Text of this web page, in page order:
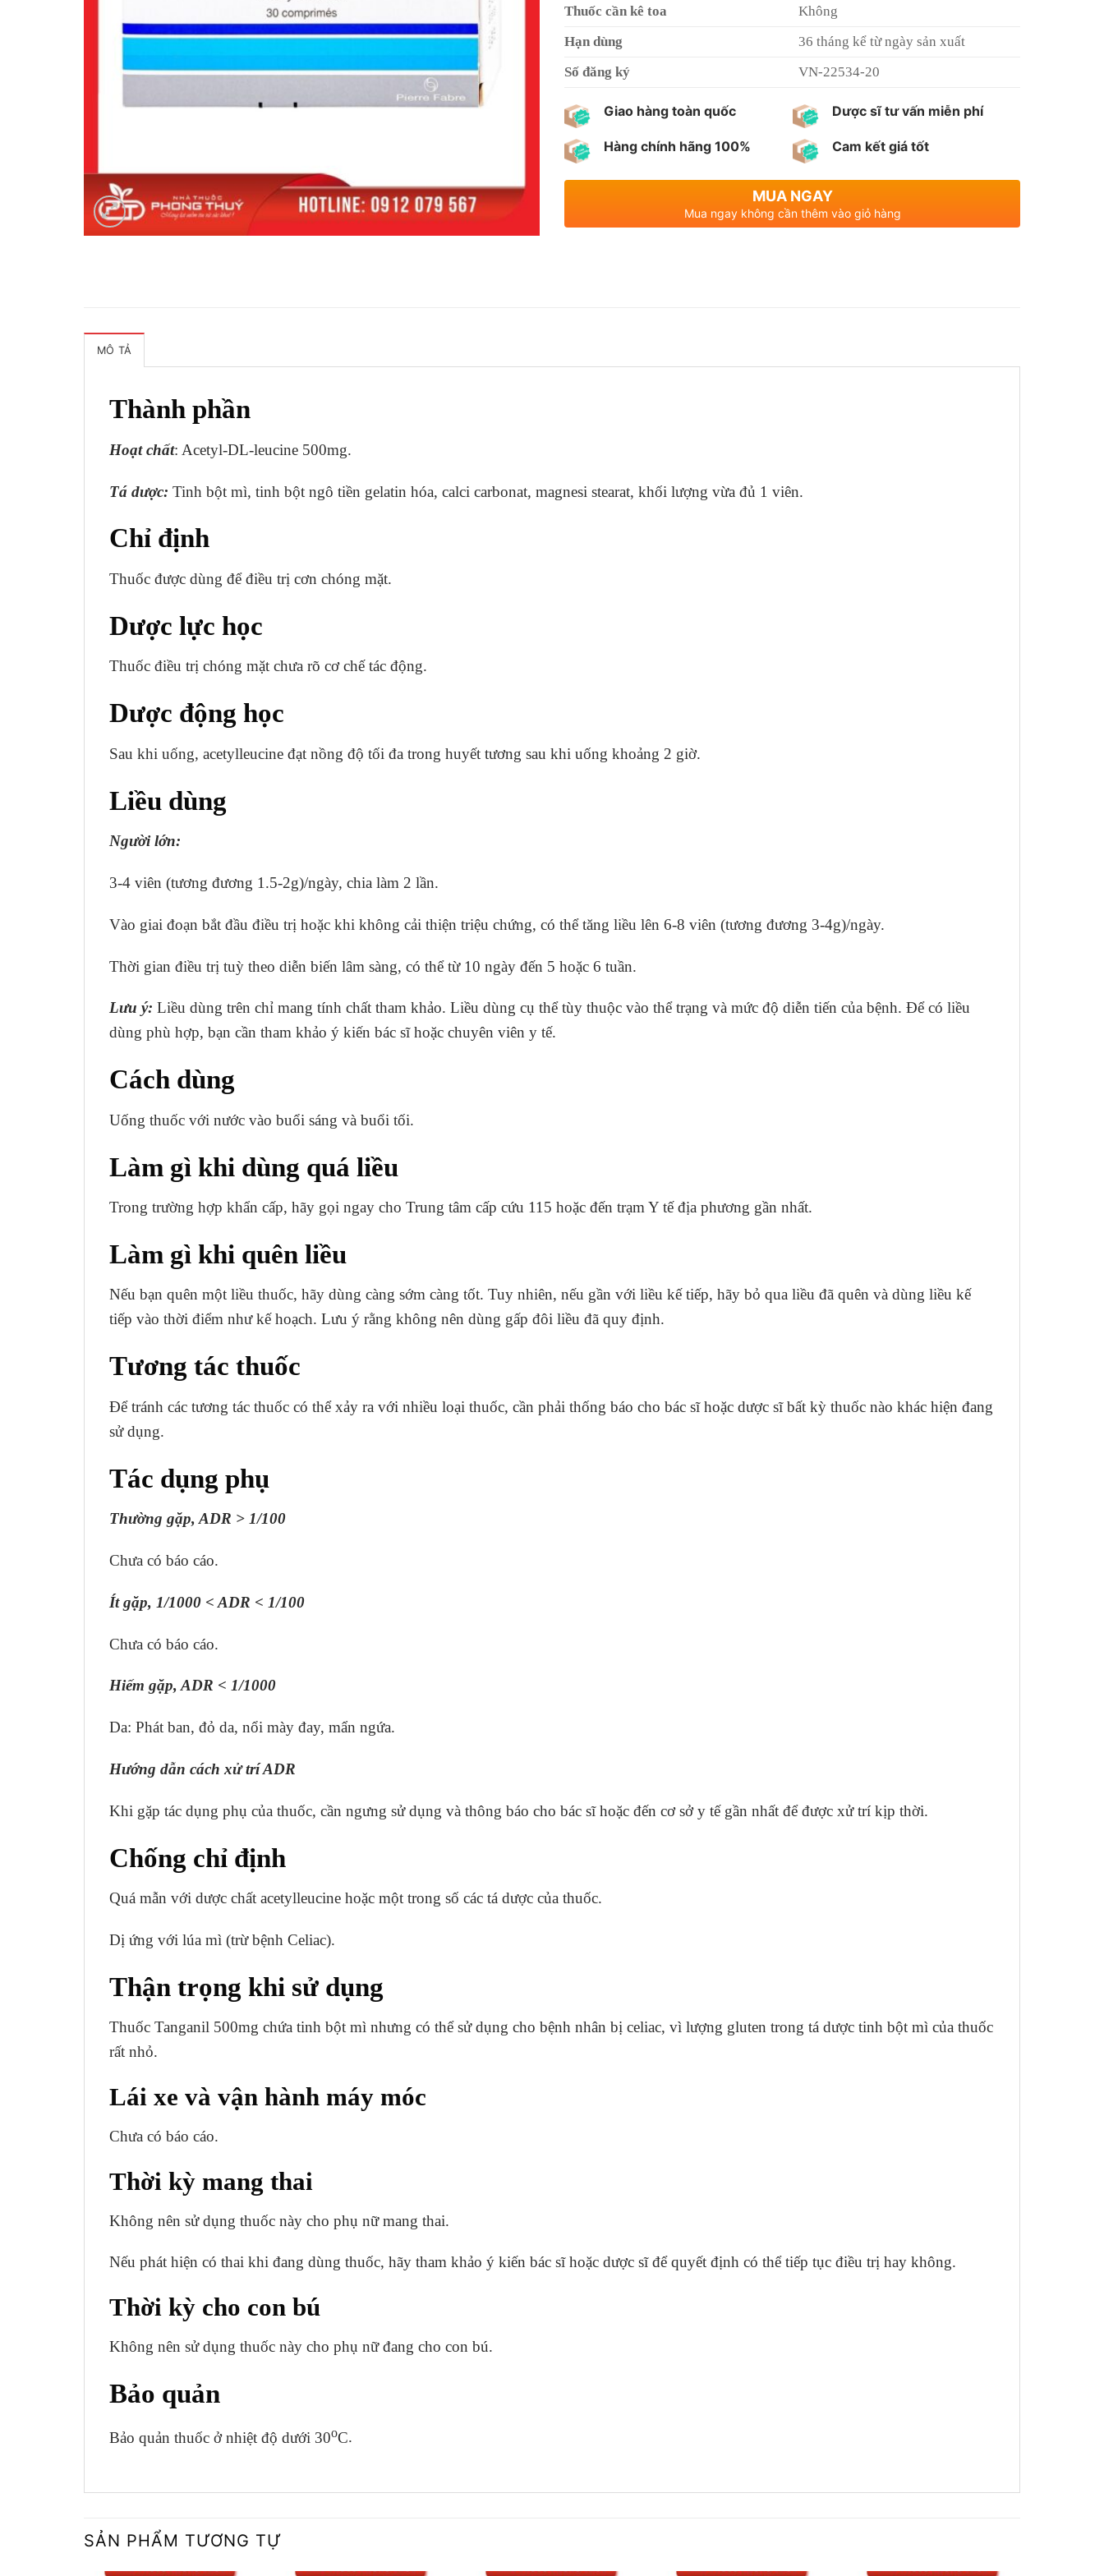
Thuốc cần kê toa
Không
Hạn dùng
36 tháng kể từ ngày sản xuất
Số đăng ký
VN-22534-20
Giao hàng toàn quốc
Hàng chính hãng 100%
Dược sĩ tư vấn miễn phí
Cam kết giá tốt
MUA NGAY
Mua ngay không cần thêm vào giỏ hàng
MÔ TẢ
Thành phần
Hoạt chất: Acetyl-DL-leucine 500mg.
Tá dược: Tinh bột mì, tinh bột ngô tiền gelatin hóa, calci carbonat, magnesi stearat, khối lượng vừa đủ 1 viên.
Chỉ định
Thuốc được dùng để điều trị cơn chóng mặt.
Dược lực học
Thuốc điều trị chóng mặt chưa rõ cơ chế tác động.
Dược động học
Sau khi uống, acetylleucine đạt nồng độ tối đa trong huyết tương sau khi uống khoảng 2 giờ.
Liều dùng
Người lớn:
3-4 viên (tương đương 1.5-2g)/ngày, chia làm 2 lần.
Vào giai đoạn bắt đầu điều trị hoặc khi không cải thiện triệu chứng, có thể tăng liều lên 6-8 viên (tương đương 3-4g)/ngày.
Thời gian điều trị tuỳ theo diễn biến lâm sàng, có thể từ 10 ngày đến 5 hoặc 6 tuần.
Lưu ý: Liều dùng trên chỉ mang tính chất tham khảo. Liều dùng cụ thể tùy thuộc vào thể trạng và mức độ diễn tiến của bệnh. Để có liều
dùng phù hợp, bạn cần tham khảo ý kiến bác sĩ hoặc chuyên viên y tế.
Cách dùng
Uống thuốc với nước vào buổi sáng và buổi tối.
Làm gì khi dùng quá liều
Trong trường hợp khẩn cấp, hãy gọi ngay cho Trung tâm cấp cứu 115 hoặc đến trạm Y tế địa phương gần nhất.
Làm gì khi quên liều
Nếu bạn quên một liều thuốc, hãy dùng càng sớm càng tốt. Tuy nhiên, nếu gần với liều kế tiếp, hãy bỏ qua liều đã quên và dùng liều kế
tiếp vào thời điểm như kế hoạch. Lưu ý rằng không nên dùng gấp đôi liều đã quy định.
Tương tác thuốc
Để tránh các tương tác thuốc có thể xảy ra với nhiều loại thuốc, cần phải thống báo cho bác sĩ hoặc dược sĩ bất kỳ thuốc nào khác hiện đang
sử dụng.
Tác dụng phụ
Thường gặp, ADR > 1/100
Chưa có báo cáo.
Ít gặp, 1/1000 < ADR < 1/100
Chưa có báo cáo.
Hiếm gặp, ADR < 1/1000
Da: Phát ban, đỏ da, nổi mày đay, mẩn ngứa.
Hướng dẫn cách xử trí ADR
Khi gặp tác dụng phụ của thuốc, cần ngưng sử dụng và thông báo cho bác sĩ hoặc đến cơ sở y tế gần nhất để được xử trí kịp thời.
Chống chỉ định
Quá mẫn với dược chất acetylleucine hoặc một trong số các tá dược của thuốc.
Dị ứng với lúa mì (trừ bệnh Celiac).
Thận trọng khi sử dụng
Thuốc Tanganil 500mg chứa tinh bột mì nhưng có thể sử dụng cho bệnh nhân bị celiac, vì lượng gluten trong tá dược tinh bột mì của thuốc
rất nhỏ.
Lái xe và vận hành máy móc
Chưa có báo cáo.
Thời kỳ mang thai
Không nên sử dụng thuốc này cho phụ nữ mang thai.
Nếu phát hiện có thai khi đang dùng thuốc, hãy tham khảo ý kiến bác sĩ hoặc dược sĩ để quyết định có thể tiếp tục điều trị hay không.
Thời kỳ cho con bú
Không nên sử dụng thuốc này cho phụ nữ đang cho con bú.
Bảo quản
Bảo quản thuốc ở nhiệt độ dưới 30oC.
SẢN PHẨM TƯƠNG TỰ